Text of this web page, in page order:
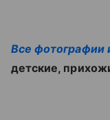
Все фотографии
детские,